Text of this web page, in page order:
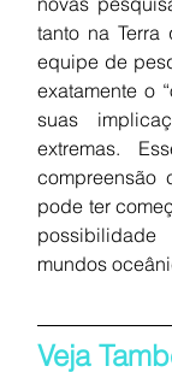
tanto na
equipe de
exatamente o
suas
extremas.
compreensão
pode ter
mundos
Veja